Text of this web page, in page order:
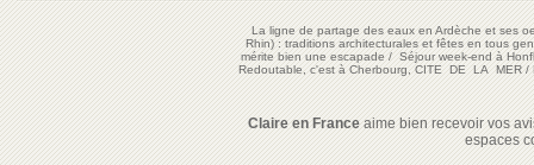
La ligne de partage des eaux en Ardèche et ses
Rhin) : traditions architecturales et fêtes en tous
mérite bien une escapade/Séjour week-end à
Redoutable, c'est à Cherbourg, CITE DE LA MER/
Claire en Franceaime bien recevoir vos
espaces